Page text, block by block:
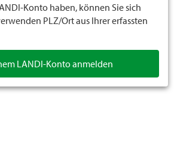
/ Werkzeuge
Konto haben, können Sie sich
PLZ/Ort aus Ihrer erfassten
LANDI-Konto anmelden